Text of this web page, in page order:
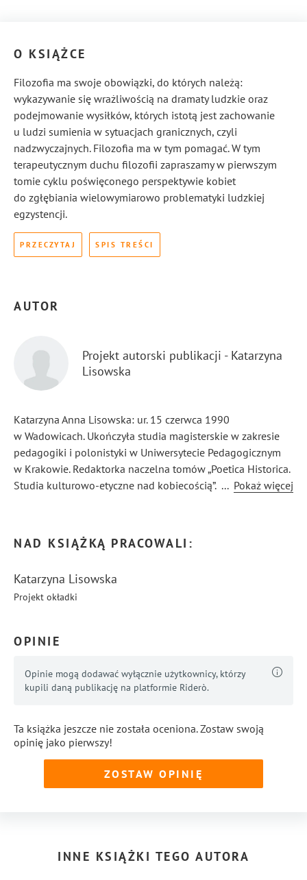
O KSIĄŻCE
Filozofia ma swoje obowiązki, do których należą:
wykazywanie się wrażliwością na dramaty ludzkie oraz
podejmowanie wysiłków, których istotą jest zachowanie
u ludzi sumienia w sytuacjach granicznych, czyli
nadzwyczajnych. Filozofia ma w tym pomagać. W tym
terapeutycznym duchu filozofii zapraszamy w pierwszym
tomie cyklu poświęconego perspektywie kobiet
do zgłębiania wielowymiarowo problematyki ludzkiej
egzystencji.
PRZECZYTAJ SPIS TREŚCI
AUTOR
Projekt autorski publikacji - Katarzyna
Lisowska
Katarzyna Anna Lisowska: ur. 15 czerwca 1990
w Wadowicach. Ukończyła studia magisterskie w zakresie
pedagogiki i polonistyki w Uniwersytecie Pedagogicznym
w Krakowie. Redaktorka naczelna tomów „Poetica Historica.
Studia kulturowo-etyczne nad kobiecością”. ... Pokaż więcej
NAD KSIĄŻKĄ PRACOWALI:
Katarzyna Lisowska
Projekt okładki
OPINIE
Opinie mogą dodawać wyłącznie użytkownicy, którzy
kupili daną publikację na platformie Riderò.
Ta książka jeszcze nie została oceniona. Zostaw swoją
opinię jako pierwszy!
ZOSTAW OPINIĘ
INNE KSIĄŻKI TEGO AUTORA